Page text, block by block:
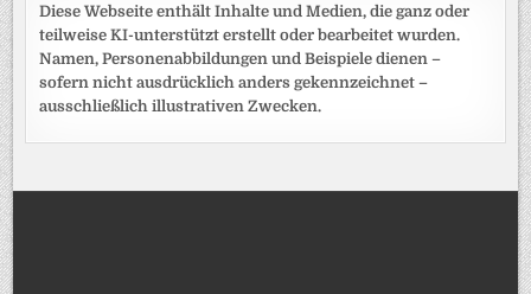
Diese Webseite enthält Inhalte und Medien, die ganz oder
teilweise KI-unterstützt erstellt oder bearbeitet wurden.
Namen, Personenabbildungen und Beispiele dienen –
sofern nicht ausdrücklich anders gekennzeichnet –
ausschließlich illustrativen Zwecken.